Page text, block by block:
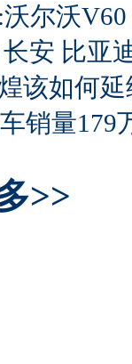
尔沃
长安 比亚
该如何延
销量179
>>